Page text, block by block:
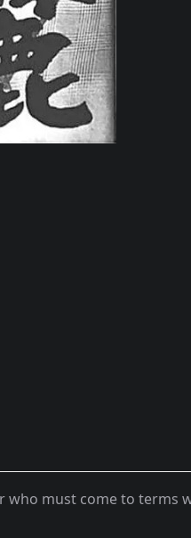
must come to terms